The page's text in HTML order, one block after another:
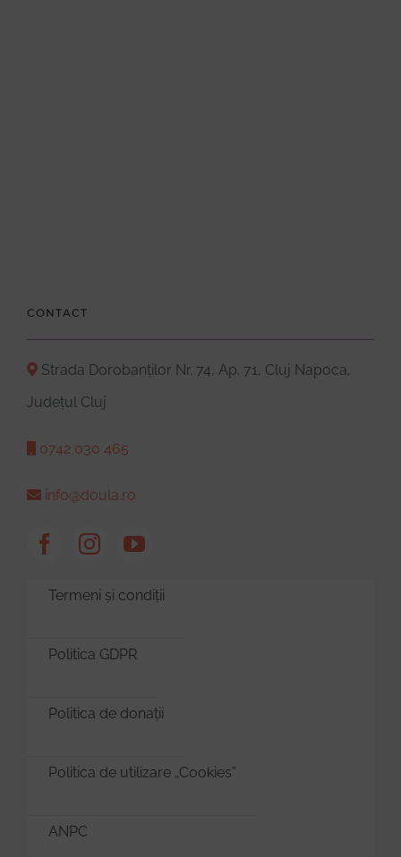
CONTACT
Strada Dorobanților Nr. 74, Ap. 71, Cluj Napoca,
Județul Cluj
0742 030 465
info@doula.ro
Termeni și condiții
Politica GDPR
Politica de donații
Politica de utilizare „Cookies”
ANPC